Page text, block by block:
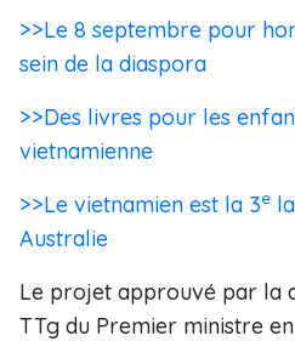
>>Le 8 septembre pour
sein de la diaspora
>>Des livres pour les
vietnamienne
>>Le vietnamien est la 3e
Australie
Le projet approuvé par la
TTg du Premier ministre